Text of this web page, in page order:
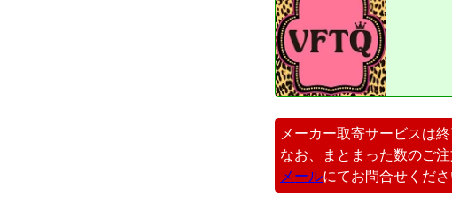
メーカー取寄サービスは終
なお、まとまった数のご
メールにてお問合せくださ